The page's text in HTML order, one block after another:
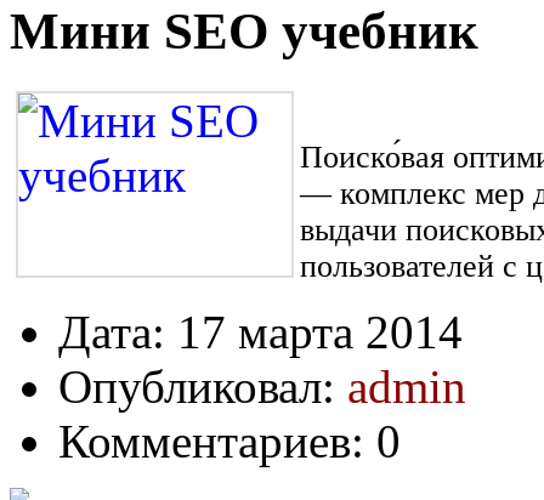
Мини SEO учебник
Поиско́вая
— комплекс мер
выдачи
пользователей
Дата: 17 марта 2014
Опубликовал: admin
Комментариев: 0